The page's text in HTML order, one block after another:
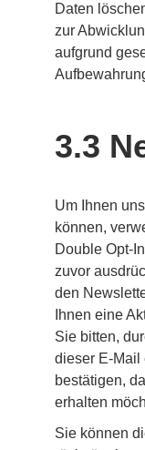
Daten
zur
aufgrund
3.3
Um Ihnen
können,
Double Opt-
zuvor
den
Ihnen eine
Sie bitten,
dieser E-Mail
bestätigen,
erhalten
Sie können